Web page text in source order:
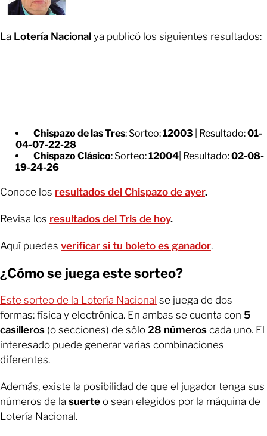
La Lotería Nacional ya publicó los siguientes resultados:
Chispazo de las Tres: Sorteo:12003 | Resultado:01-
04-07-22-28
Chispazo Clásico: Sorteo:12004 | Resultado:02-08-
19-24-26
Conoce los resultados del Chispazo de ayer.
Revisa los resultados del Tris de hoy.
Aquí puedes verificar si tu boleto es ganador.
¿Cómo se juega este sorteo?
Este sorteo de la Lotería Nacional se juega de dos
formas: física y electrónica. En ambas se cuenta con 5
casilleros (o secciones) de sólo 28 números cada uno. El
interesado puede generar varias combinaciones
diferentes.
Además, existe la posibilidad de que el jugador tenga sus
números de la suerte o sean elegidos por la máquina de
Lotería Nacional.